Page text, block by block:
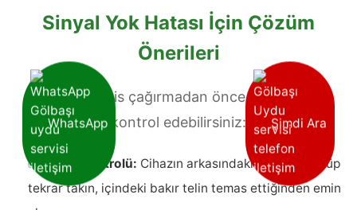
Sinyal Yok Hatası İçin Çözüm
Önerileri
Teknik servis çağırmadan önce şu adımları
kontrol edebilirsiniz:
✅Kablo Kontrolü: Cihazın arkasındaki kabloyu söküp
tekrar takın, içindeki bakır telin temas ettiğinden emin
Şimdi Ara
WhatsApp